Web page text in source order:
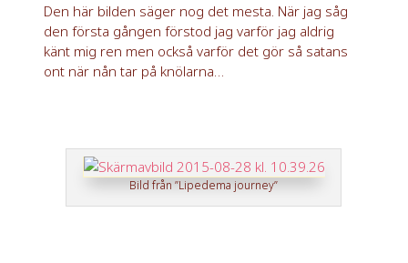
Den här bilden säger nog det mesta. När jag såg
den första gången förstod jag varför jag aldrig
känt mig ren men också varför det gör så satans
ont när nån tar på knölarna…
Bild från ”Lipedema journey”